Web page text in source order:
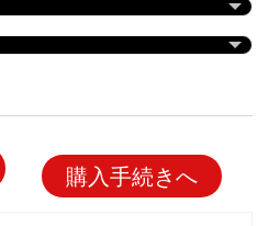
購入手続きへ